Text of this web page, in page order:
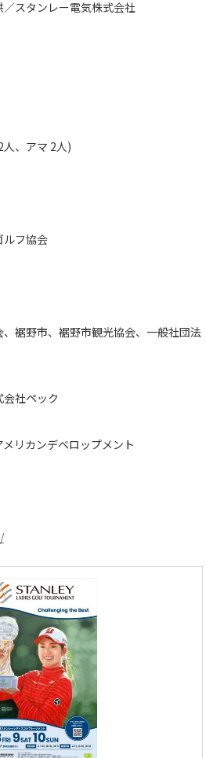
スタンレー電気株式会社
、アマ 2人)
ルフ協会
裾野市、裾野市観光協会、一般社団法
社ペック
リカンデベロップメント